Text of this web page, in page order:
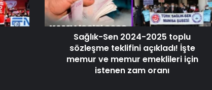
Sağlık-Sen 2024-2025 toplu
sözleşme teklifini açıkladı! İşte
memur ve memur emeklileri için
istenen zam oranı